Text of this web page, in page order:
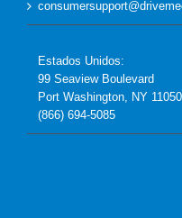
Estados Unidos:
99 Seaview Boulevard
Port Washington, NY 11050
(866) 694-5085